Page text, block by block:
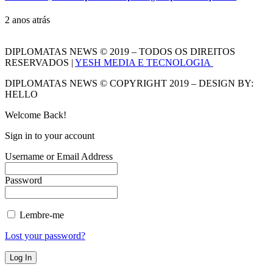
2 anos atrás
DIPLOMATAS NEWS © 2019 – TODOS OS DIREITOS
RESERVADOS | YESH MEDIA E TECNOLOGIA
DIPLOMATAS NEWS © COPYRIGHT 2019 – DESIGN BY:
HELLO
Welcome Back!
Sign in to your account
Username or Email Address
Password
Lembre-me
Lost your password?